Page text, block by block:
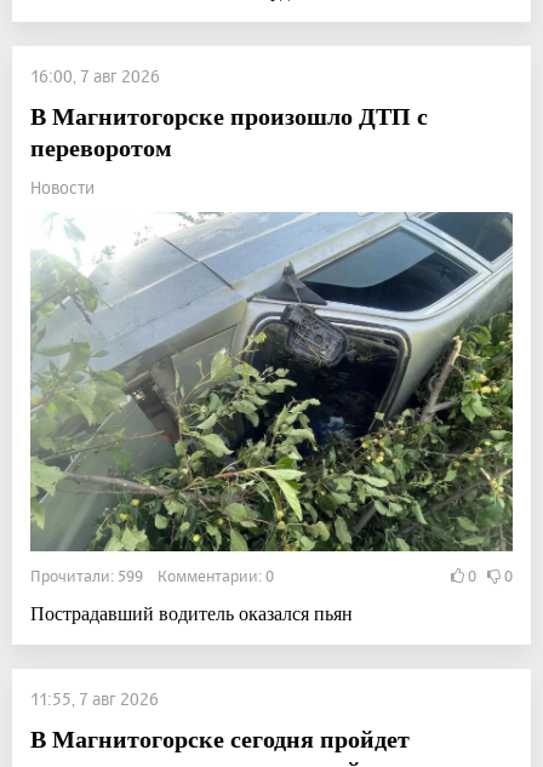
16:00, 7 авг 2026
В Магнитогорске произошло ДТП с
переворотом
Новости
Прочитали: 599 Комментарии: 0 0 0
Пострадавший водитель оказался пьян
11:55, 7 авг 2026
В Магнитогорске сегодня пройдет